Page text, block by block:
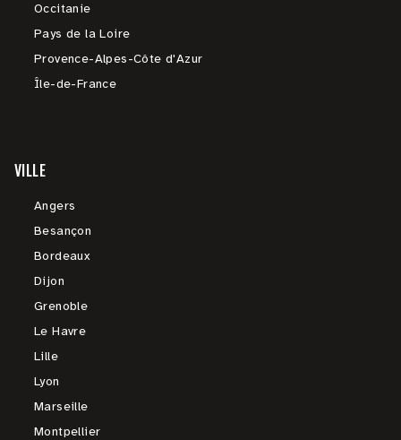
Occitanie
Pays de la Loire
Provence-Alpes-Côte d'Azur
Île-de-France
VILLE
Angers
Besançon
Bordeaux
Dijon
Grenoble
Le Havre
Lille
Lyon
Marseille
Montpellier